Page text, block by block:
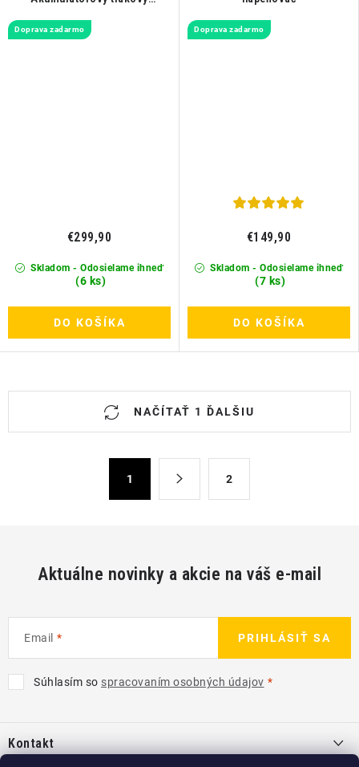
Doprava zadarmo
Skladom - Odosielame ihneď
(6 ks)
€299,90
DO KOŠÍKA
Doprava zadarmo
Skladom - Odosielame ihneď
(7 ks)
€149,90
DO KOŠÍKA
y
v
p
i
NAČÍTAŤ 1 ĎALŠIU
a
i
e
1 2
Aktuálne novinky a akcie na váš e-mail
Email
Súhlasím so spracovaním osobných údajov
PRIHLÁSIŤ SA
pKontakt